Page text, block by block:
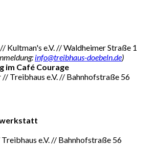
Kultman's e.V. // Waldheimer Straße 1
info@treibhaus-doebeln.de)
im Café Courage
Treibhaus e.V. // Bahnhofstraße 56
e.V. // Bahnhofstraße 56